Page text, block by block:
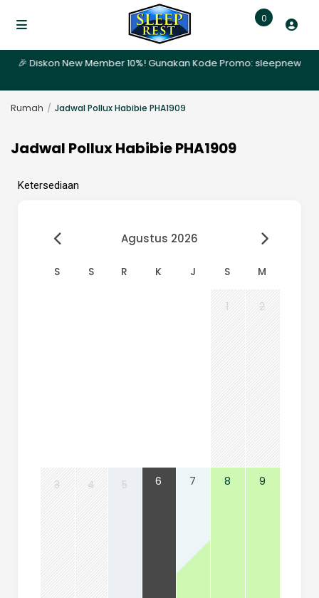
Diskon New Member 10%! Gunakan Kode Promo: sleepnew
0
Rumah Jadwal Pollux Habibie PHA1909
Jadwal Pollux Habibie PHA1909
Ketersediaan
Agustus 2026
S S R K J S M
1 2
3 4 5 6 7 8 9